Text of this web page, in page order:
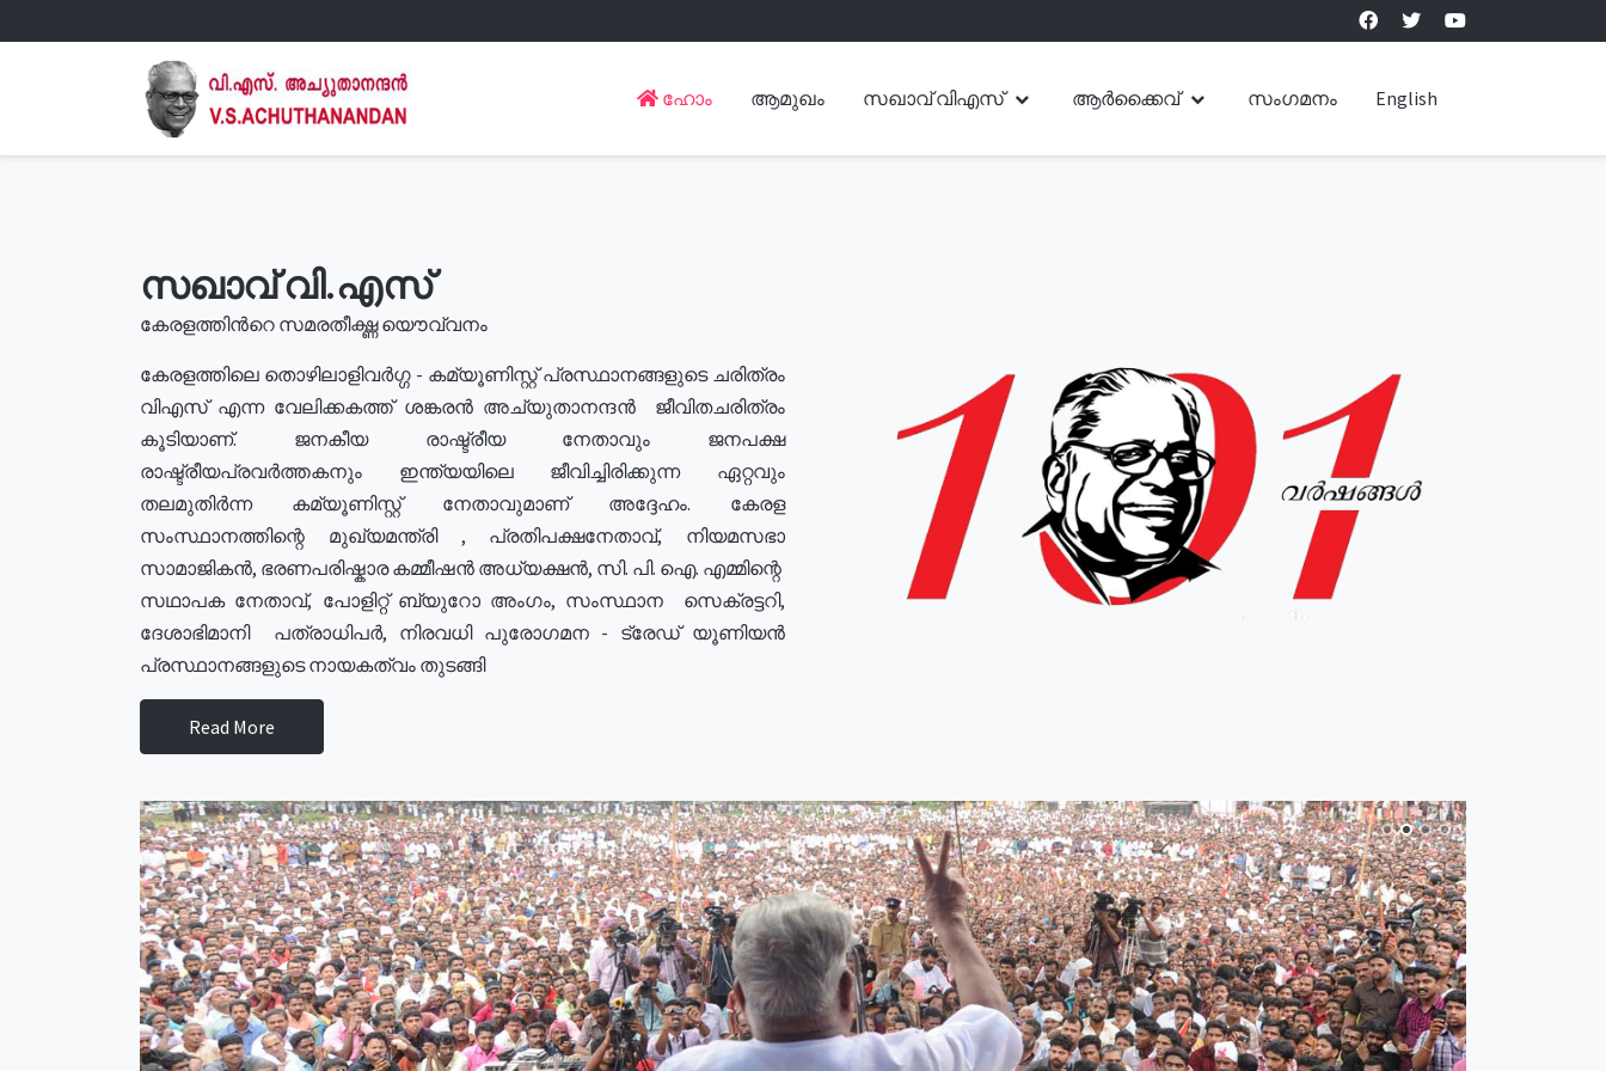
ഹോം ആമുഖം സഖാവ് വിഎസ് ആർക്കൈവ് സംഗമനം English
സഖാവ് വി.എസ്
കേരളത്തിൻറെ സമരതീക്ഷ്ണ യൌവ്വനം
കേരളത്തിലെ തൊഴിലാളിവർഗ്ഗ - കമ്യൂണിസ്റ്റ് പ്രസ്ഥാനങ്ങളുടെ ചരിത്രം
വിഎസ് എന്ന വേലിക്കകത്ത് ശങ്കരൻ അച്യുതാനന്ദൻ ജീവിതചരിത്രം
കൂടിയാണ്. ജനകീയ രാഷ്ട്രീയ നേതാവും ജനപക്ഷ
രാഷ്ട്രീയപ്രവർത്തകനും ഇന്ത്യയിലെ ജീവിച്ചിരിക്കുന്ന ഏറ്റവും
തലമുതിർന്ന കമ്യൂണിസ്റ്റ് നേതാവുമാണ് അദ്ദേഹം. കേരള
സംസ്ഥാനത്തിന്റെ മുഖ്യമന്ത്രി , പ്രതിപക്ഷനേതാവ്, നിയമസഭാ
സാമാജികൻ, ഭരണപരിഷ്കാര കമ്മീഷൻ അധ്യക്ഷൻ, സി. പി. ഐ. എമ്മിന്റെ
സഥാപക നേതാവ്, പോളിറ്റ് ബ്യുറോ അംഗം, സംസ്ഥാന സെക്രട്ടറി,
ദേശാഭിമാനി പത്രാധിപർ, നിരവധി പുരോഗമന - ട്രേഡ് യൂണിയൻ
പ്രസ്ഥാനങ്ങളുടെ നായകത്വം തുടങ്ങി
Read More